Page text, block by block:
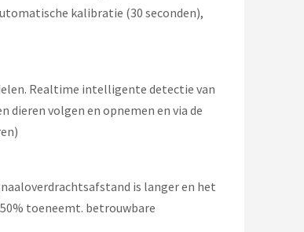
kalibratie (30 seconden),
Realtime intelligente detectie van
dieren volgen en opnemen en via de
is langer en het
toeneemt. betrouwbare